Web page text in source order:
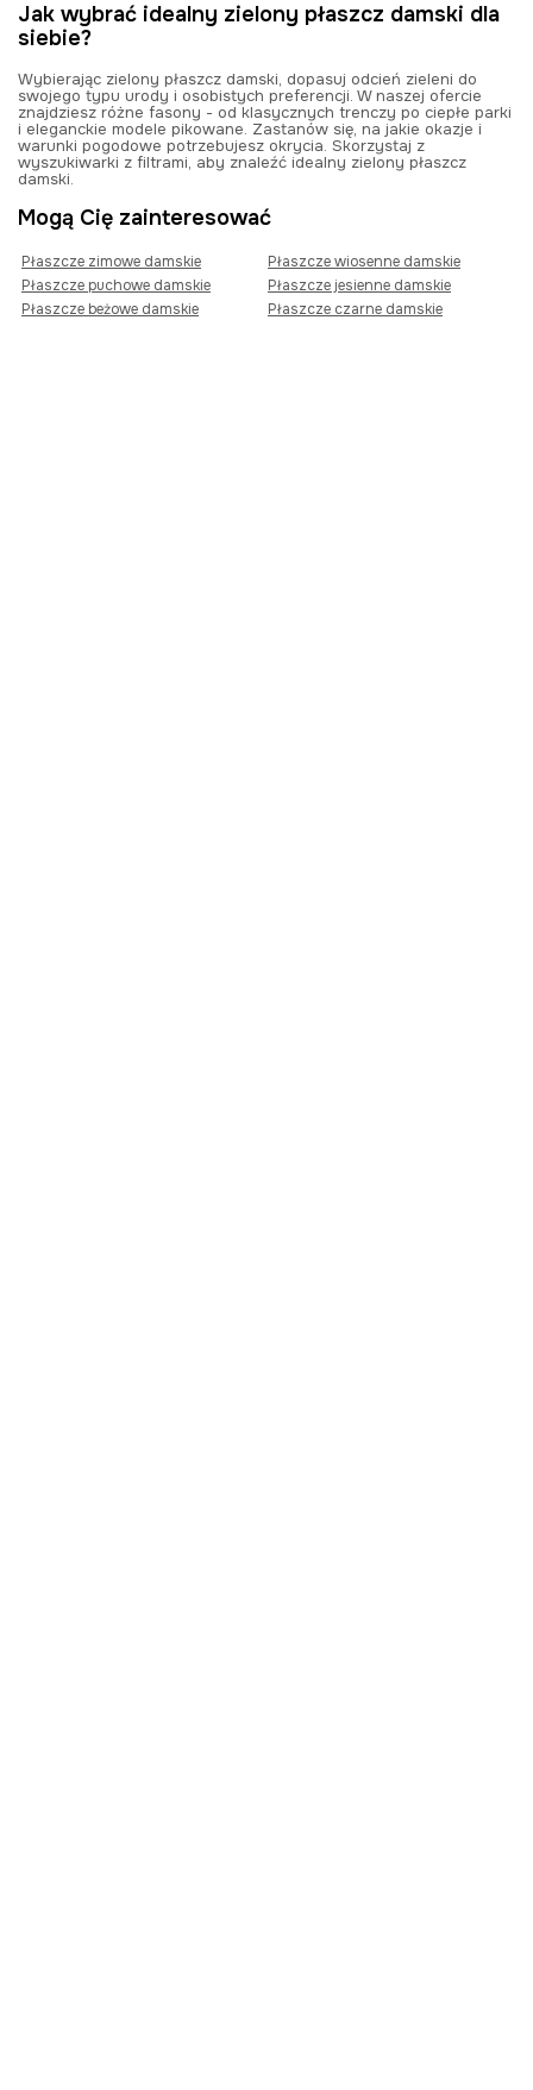
Jak wybrać idealny zielony płaszcz damski dla
siebie?
Wybierając zielony płaszcz damski, dopasuj odcień zieleni do
swojego typu urody i osobistych preferencji. W naszej ofercie
znajdziesz różne fasony - od klasycznych trenczy po ciepłe parki
i eleganckie modele pikowane. Zastanów się, na jakie okazje i
warunki pogodowe potrzebujesz okrycia. Skorzystaj z
wyszukiwarki z filtrami, aby znaleźć idealny zielony płaszcz
damski.
Mogą Cię zainteresować
Płaszcze zimowe damskie
Płaszcze wiosenne damskie
Płaszcze puchowe damskie
Płaszcze jesienne damskie
Płaszcze beżowe damskie
Płaszcze czarne damskie